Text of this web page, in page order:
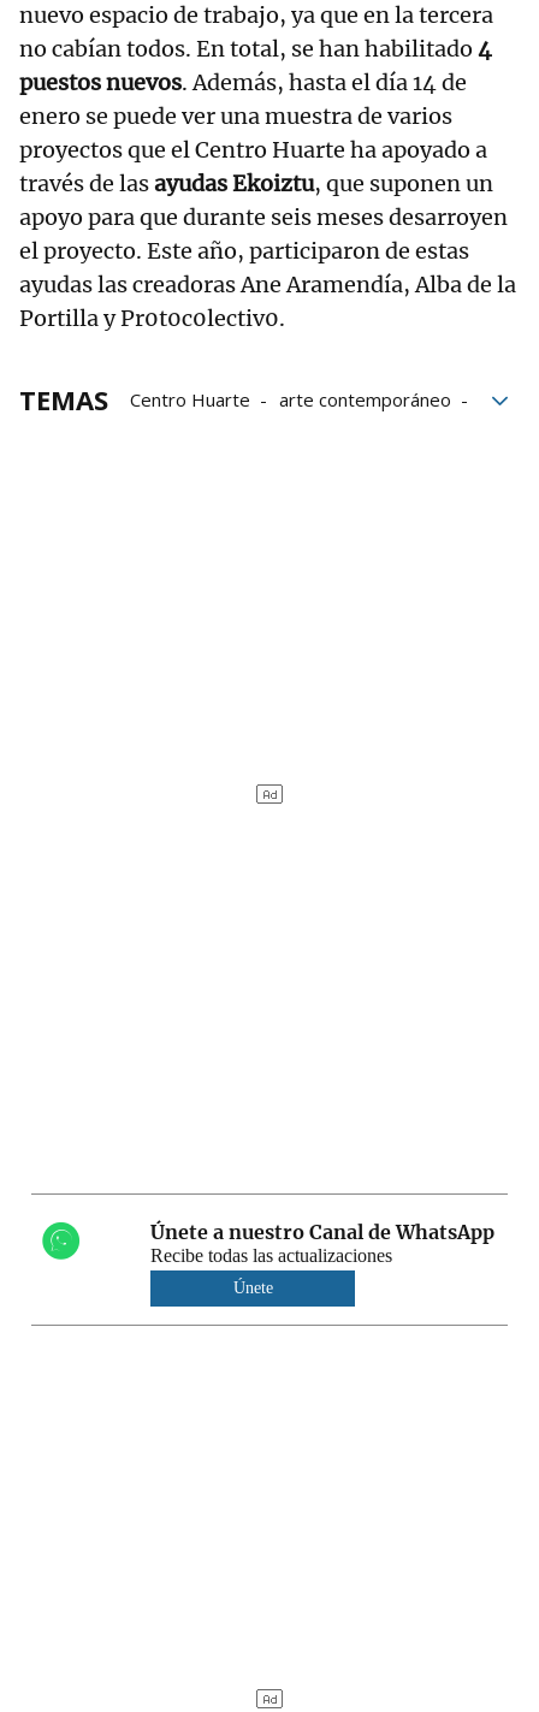
nuevo espacio de trabajo, ya que en la tercera
no cabían todos. En total, se han habilitado 4
puestos nuevos. Además, hasta el día 14 de
enero se puede ver una muestra de varios
proyectos que el Centro Huarte ha apoyado a
través de lasayudas Ekoiztu, que suponen un
apoyo para que durante seis meses desarroyen
el proyecto. Este año, participaron de estas
ayudas las creadoras Ane Aramendía, Alba de la
Portilla y Pr0t0c0lectiv0.
TEMAS Centro Huarte
arte contemporáneo
Únete a nuestro Canal de WhatsApp
Recibe todas las actualizaciones
Únete